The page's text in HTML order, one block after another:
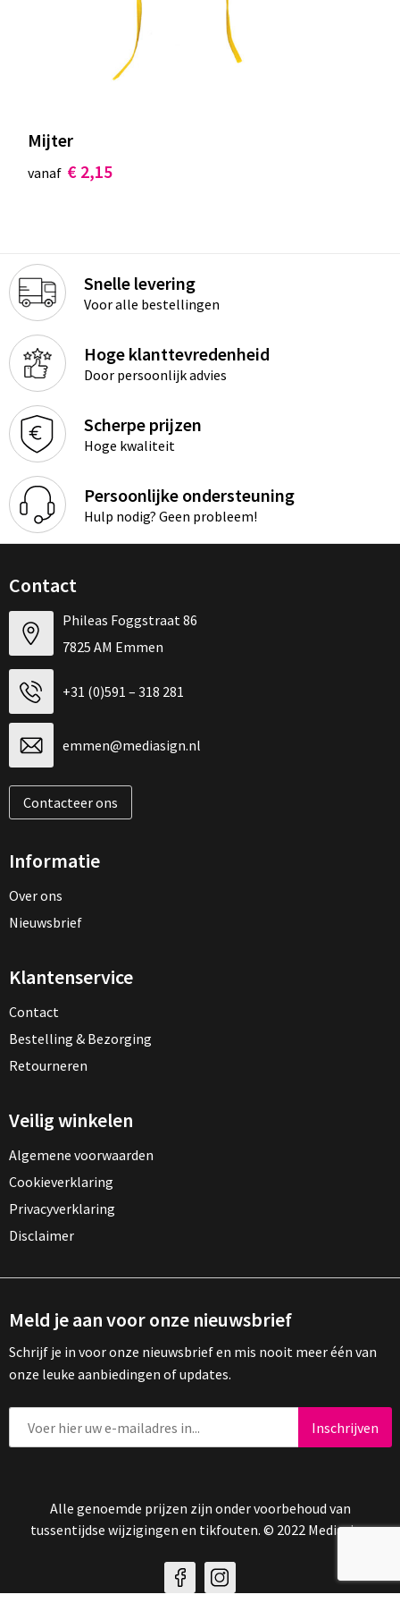
Koeltassen en Koelboxen
Goodiebags
Mijter
vanaf € 2,15
Snelle levering
Voor alle bestellingen
Hoge klanttevredenheid
Door persoonlijk advies
Scherpe prijzen
Hoge kwaliteit
Persoonlijke ondersteuning
Hulp nodig? Geen probleem!
Contact
Phileas Foggstraat 86
7825 AM Emmen
+31 (0)591 – 318 281
emmen@mediasign.nl
Contacteer ons
Informatie
Over ons
Nieuwsbrief
Klantenservice
Contact
Bestelling & Bezorging
Retourneren
Veilig winkelen
Algemene voorwaarden
Cookieverklaring
Privacyverklaring
Disclaimer
Meld je aan voor onze nieuwsbrief
Schrijf je in voor onze nieuwsbrief en mis nooit meer één van
onze leuke aanbiedingen of updates.
Alle genoemde prijzen zijn onder voorbehoud van
tussentijdse wijzigingen en tikfouten. © 2022 Mediasign